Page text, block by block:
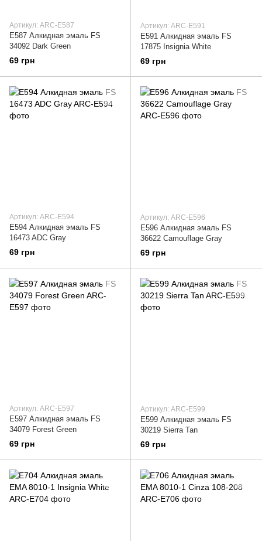
Артикул: ARC-E587
E587 Алкидная эмаль FS
34092 Dark Green
69 грн
Артикул: ARC-E591
E591 Алкидная эмаль FS
17875 Insignia White
69 грн
Артикул: ARC-E594
E594 Алкидная эмаль FS
16473 ADC Gray
69 грн
Артикул: ARC-E596
E596 Алкидная эмаль FS
36622 Camouflage Gray
69 грн
Артикул: ARC-E597
E597 Алкидная эмаль FS
34079 Forest Green
69 грн
Артикул: ARC-E599
E599 Алкидная эмаль FS
30219 Sierra Tan
69 грн